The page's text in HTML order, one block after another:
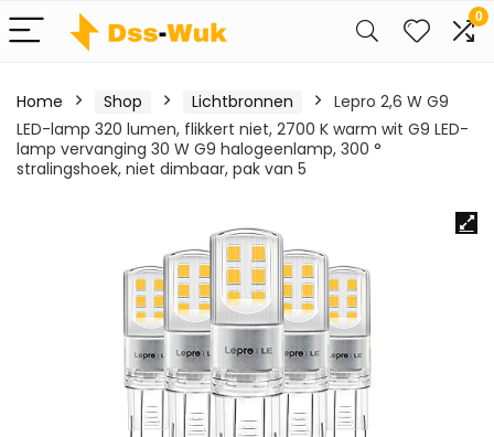
0
Home Shop Lichtbronnen
Lepro 2,6 W G9
LED-lamp 320 lumen, flikkert niet, 2700 K warm wit G9 LED-
lamp vervanging 30 W G9 halogeenlamp, 300 °
stralingshoek, niet dimbaar, pak van 5